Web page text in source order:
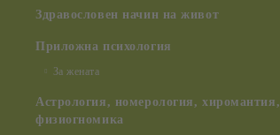
Здравословен начин на живот
Приложна психология
За жената
Астрология, номерология, хиромантия,
физиогномика